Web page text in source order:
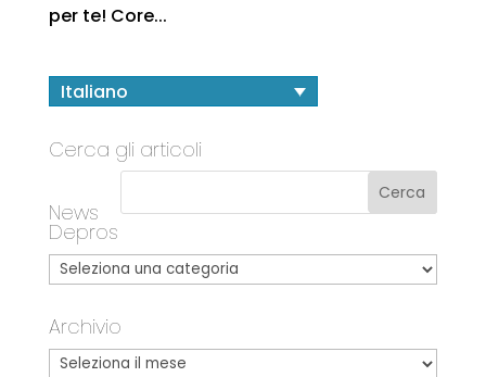
per te! Core...
Italiano
Cerca gli articoli
News
Depros
Archivio